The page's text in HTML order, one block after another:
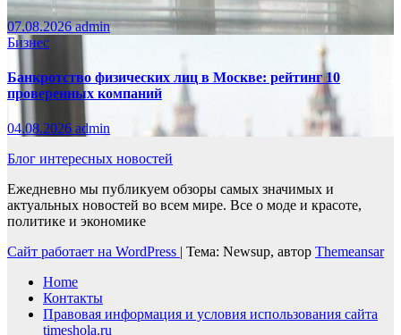
07.08.2026admin
Бизнес
Банкротство физических лиц в Москве: рейтинг 10
проверенных компаний
04.08.2026 admin
Блог интересных новостей
Ежедневно мы публикуем обзоры самых значимых и
актуальных новостей во всем мире. Все о моде и красоте,
политике и экономике
Сайт работает на WordPress
Тема: Newsup, автор Themeansar
Home
Контакты
Правовая информация и условия использования сайта
timeshola.ru